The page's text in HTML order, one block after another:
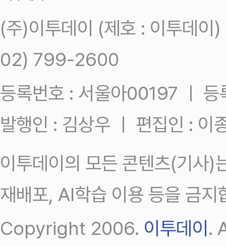
(주)이투데이 (제호 : 이투데
02) 799-2600
등록번호 : 서울아00197 ㅣ
발행인 : 김상우 ㅣ 편집인 : 이
이투데이의 모든 콘텐츠(기사)
재배포, AI학습 이용 등을 금지
Copyright 2006. 이투데이.